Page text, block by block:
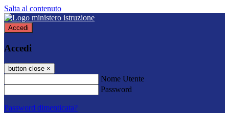
Salta al contenuto
Accedi
Accedi
button close ×
Nome Utente
Password
Password dimenticata?